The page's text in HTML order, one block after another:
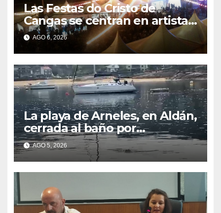
Las Festas do Cristo de
Cangas se centran en artistas
gallegos
AGO 6, 2026
La playa de Arneles, en Aldán,
cerrada al baño por
contaminación del agua tras
detectarse restos fecales
AGO 5, 2026